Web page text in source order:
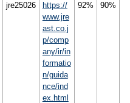
jre25026
https://
www.jre
ast.co.j
p/comp
any/ir/in
formatio
n/guida
nce/ind
ex.html
92% 90%